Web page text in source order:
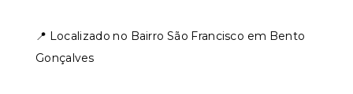
📍 Localizado no Bairro São Francisco em Bento
Gonçalves